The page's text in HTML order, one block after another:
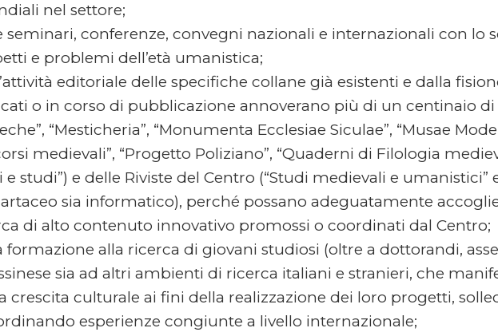
nel settore;
seminari, conferenze, convegni nazionali e internazionali con lo
e problemi dell’età umanistica;
editoriale delle specifiche collane già esistenti e dalla
o in corso di pubblicazione annoverano più di un centinaio di
“Mesticheria”, “Monumenta Ecclesiae Siculae”, “Musae
medievali”, “Progetto Poliziano”, “Quaderni di Filologia
studi”) e delle Riviste del Centro (“Studi medievali e
sia informatico), perché possano adeguatamente
di alto contenuto innovativo promossi o coordinati dal Centro;
formazione alla ricerca di giovani studiosi (oltre a dottorandi,
sia ad altri ambienti di ricerca italiani e stranieri, che
crescita culturale ai fini della realizzazione dei loro progetti,
esperienze congiunte a livello internazionale;